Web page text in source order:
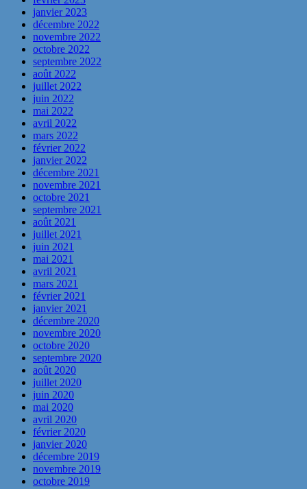
janvier 2023
décembre 2022
novembre 2022
octobre 2022
septembre 2022
août 2022
juillet 2022
juin 2022
mai 2022
avril 2022
mars 2022
février 2022
janvier 2022
décembre 2021
novembre 2021
octobre 2021
septembre 2021
août 2021
juillet 2021
juin 2021
mai 2021
avril 2021
mars 2021
février 2021
janvier 2021
décembre 2020
novembre 2020
octobre 2020
septembre 2020
août 2020
juillet 2020
juin 2020
mai 2020
avril 2020
février 2020
janvier 2020
décembre 2019
novembre 2019
octobre 2019